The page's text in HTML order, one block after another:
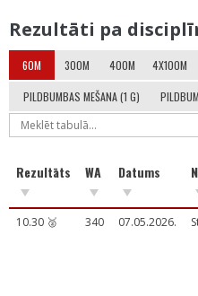
Rezultāti pa
60M 300M 400M 4X100M
PILDBUMBAS MEŠANA (1 G)
Rezultāts WA Datums
10.30 🥈 340 07.05.2026.